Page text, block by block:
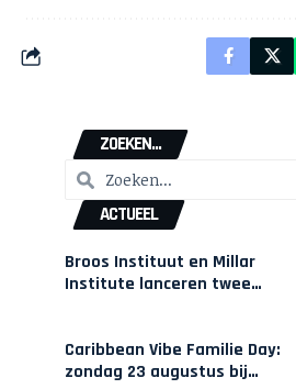
ZOEKEN...
ACTUEEL
Broos Instituut en Millar
Institute lanceren twee
Caribbean Vibe Familie Day:
zondag 23 augustus bij